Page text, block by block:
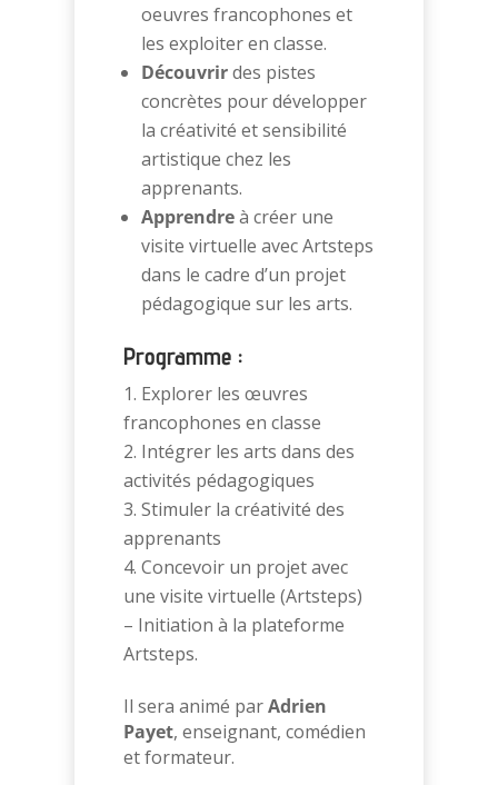
oeuvres francophones et
les exploiter en classe.
Découvrirdes pistes
concrètes pour développer
la créativité et sensibilité
artistique chez les
apprenants.
Apprendreà créer une
visite virtuelle avec Artsteps
dans le cadre d’un projet
pédagogique sur les arts.
Programme :
Explorer les œuvres
francophones en classe
Intégrer les arts dans des
activités pédagogiques
Stimuler la créativité des
apprenants
Concevoir un projet avec
une visite virtuelle (Artsteps)
– Initiation à la plateforme
Artsteps.
Il sera animé parAdrien
Payet, enseignant, comédien
et formateur.